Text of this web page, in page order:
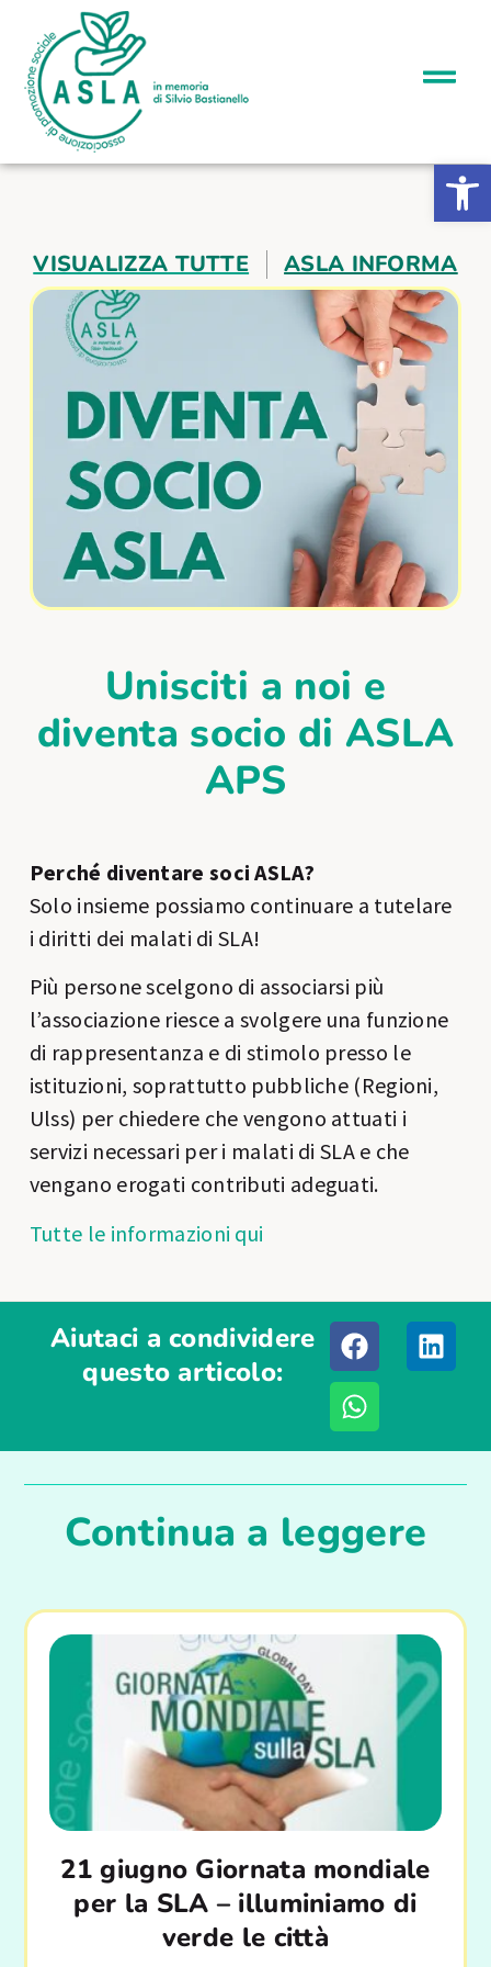
Apri la
VISUALIZZA TUTTE ASLA INFORMA
Unisciti a noi e
diventa socio di ASLA
APS
Perché diventare soci ASLA?
Solo insieme possiamo continuare a tutelare
i diritti dei malati di SLA!
Più persone scelgono di associarsi più
l’associazione riesce a svolgere una funzione
di rappresentanza e di stimolo presso le
istituzioni, soprattutto pubbliche (Regioni,
Ulss) per chiedere che vengono attuati i
servizi necessari per i malati di SLA e che
vengano erogati contributi adeguati.
Tutte le informazioni qui
Aiutaci a condividere
questo articolo:
Continua a leggere
21 giugno Giornata mondiale
per la SLA – illuminiamo di
verde le città